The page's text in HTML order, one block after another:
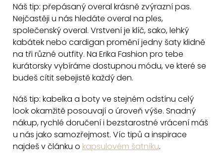
í
p
r
v
k
y
v
ý
p
i
s
u
Náš tip: přepásaný overal krásně zvýrazní pas.
Nejčastěji u nás hledáte overal na ples,
společenský overal. Vrstvení je klíč, sako, lehký
kabátek nebo cardigan promění jedny šaty klidně
na tři různé outfity. Na Erika Fashion pro tebe
kurátorsky vybíráme dostupnou módu, ve které se
budeš cítit sebejistě každý den.
Náš tip: kabelka a boty ve stejném odstínu celý
look okamžitě posouvají o úroveň výše. Snadný
nákup, rychlé doručení i bezstarostné vrácení máš
u nás jako samozřejmost. Víc tipů a inspirace
najdeš v článku o kapsulovém šatníku.